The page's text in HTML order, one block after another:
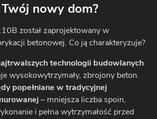
nowy dom?
został zaprojektowany w
betonowej. Co ją charakteryzuje?
technologii budowlanych
wysokowytrzymały, zbrojony beton.
popełniane w tradycyjnej
– mniejsza liczba spoin,
i pełna wytrzymałość przed